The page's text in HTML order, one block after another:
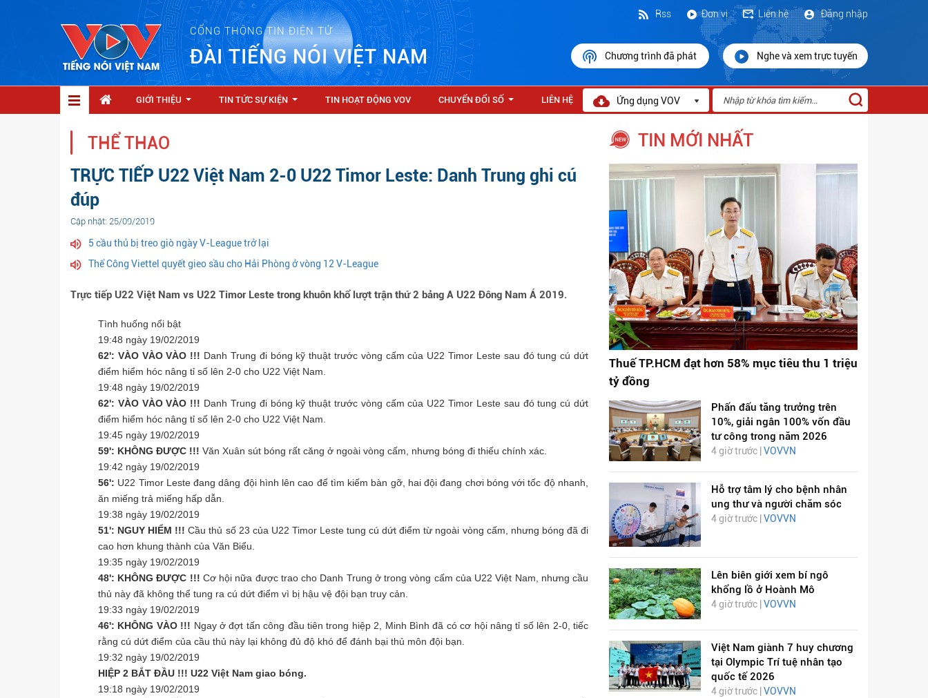
CỔNG THÔNG TIN ĐIỆN TỬ
ĐÀI TIẾNG NÓI VIỆT NAM
Đăng nhập
Liên hệ
Đơn vị
Rss
Chương trình đã phát Nghe và xem trực tuyến
GIỚI THIỆU TIN TỨC SỰ KIỆN TIN HOẠT ĐỘNG VOV CHUYỂN ĐỔI SỐ LIÊN HỆ Ứng dụng VOV
THỂ THAO
TRỰC TIẾP U22 Việt Nam 2-0 U22 Timor Leste: Danh Trung ghi cú
đúp
Cập nhật: 25/09/2019
5 cầu thủ bị treo giò ngày V-League trở lại
Thể Công Viettel quyết gieo sầu cho Hải Phòng ở vòng 12 V-League
Trực tiếp U22 Việt Nam vs U22 Timor Leste trong khuôn khổ lượt trận thứ 2 bảng A U22 Đông Nam Á 2019.
Tình huống nổi bật
19:48 ngày 19/02/2019
62': VÀO VÀO VÀO !!! Danh Trung đi bóng kỹ thuật trước vòng cấm của U22 Timor Leste sau đó tung cú dứt
điểm hiểm hóc nâng tỉ số lên 2-0 cho U22 Việt Nam.
19:48 ngày 19/02/2019
62': VÀO VÀO VÀO !!! Danh Trung đi bóng kỹ thuật trước vòng cấm của U22 Timor Leste sau đó tung cú dứt
điểm hiểm hóc nâng tỉ số lên 2-0 cho U22 Việt Nam.
19:45 ngày 19/02/2019
59': KHÔNG ĐƯỢC !!! Văn Xuân sút bóng rất căng ở ngoài vòng cấm, nhưng bóng đi thiếu chính xác.
19:42 ngày 19/02/2019
56': U22 Timor Leste đang dâng đội hình lên cao để tìm kiếm bàn gỡ, hai đội đang chơi bóng với tốc độ nhanh,
ăn miếng trả miếng hấp dẫn.
19:38 ngày 19/02/2019
51': NGUY HIỂM !!!Cầu thủ số 23 của U22 Timor Leste tung cú dứt điểm từ ngoài vòng cấm, nhưng bóng đã đi
cao hơn khung thành của Văn Biểu.
19:35 ngày 19/02/2019
48': KHÔNG ĐƯỢC !!! Cơ hội nữa được trao cho Danh Trung ở trong vòng cấm của U22 Việt Nam, nhưng cầu
thủ này đã không thể tung ra cú dứt điểm vì bị hậu vệ đội bạn truy cản.
19:33 ngày 19/02/2019
46': KHÔNG VÀO !!! Ngay ở đợt tấn công đầu tiên trong hiệp 2, Minh Bình đã có cơ hội nâng tỉ số lên 2-0, tiếc
rằng cú dứt điểm của cầu thủ này lại không đủ độ khó để đánh bại thủ môn đội bạn.
19:32 ngày 19/02/2019
HIỆP 2 BẮT ĐẦU !!! U22 Việt Nam giao bóng.
19:18 ngày 19/02/2019
TIN MỚI NHẤT
Thuế TP.HCM đạt hơn 58% mục tiêu thu 1 triệu
tỷ đồng
Phấn đấu tăng trưởng trên
10%, giải ngân 100% vốn đầu
tư công trong năm 2026
4 giờ trước | VOVVN
Hỗ trợ tâm lý cho bệnh nhân
ung thư và người chăm sóc
4 giờ trước | VOVVN
Lên biên giới xem bí ngô
khổng lồ ở Hoành Mô
4 giờ trước | VOVVN
Việt Nam giành 7 huy chương
tại Olympic Trí tuệ nhân tạo
quốc tế 2026
4 giờ trước | VOVVN